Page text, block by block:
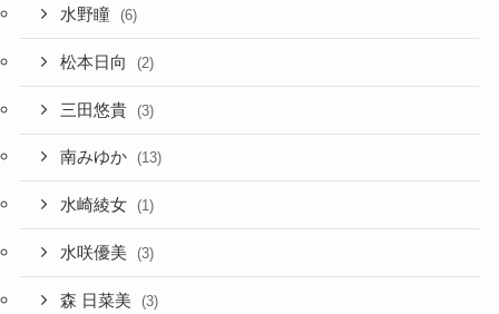
水野瞳 (6)
松本日向 (2)
三田悠貴 (3)
南みゆか (13)
水崎綾女 (1)
水咲優美 (3)
森 日菜美 (3)